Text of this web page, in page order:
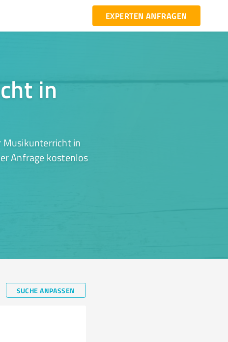
EXPERTEN ANFRAGEN
in
Musikunterricht in
Anfrage kostenlos
SUCHE ANPASSEN